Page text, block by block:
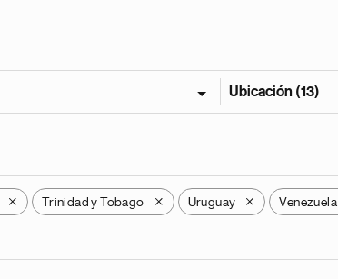
Ubicación (13)
X Trinidad y Tobago X Uruguay X Venezuela